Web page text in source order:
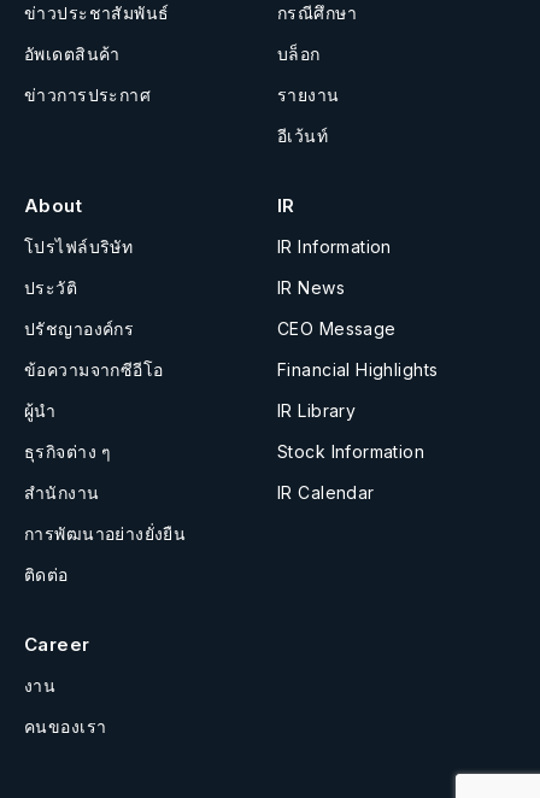
ข่าวประชาสัมพันธ์
อัพเดตสินค้า
ข่าวการประกาศ
กรณีศึกษา
บล็อก
รายงาน
อีเว้นท์
About
โปรไฟล์บริษัท
ประวัติ
ปรัชญาองค์กร
ข้อความจากซีอีโอ
ผู้นำ
ธุรกิจต่าง ๆ
สำนักงาน
การพัฒนาอย่างยั่งยืน
ติดต่อ
IR
IR Information
IR News
CEO Message
Financial Highlights
IR Library
Stock Information
IR Calendar
Career
งาน
คนของเรา